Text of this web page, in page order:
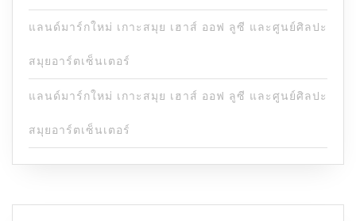
แลนด์มาร์กใหม่ เกาะสมุย เฮาส์ ออฟ ลูซี และศูนย์ศิลปะ
สมุยอาร์ตเซ็นเตอร์
แลนด์มาร์กใหม่ เกาะสมุย เฮาส์ ออฟ ลูซี และศูนย์ศิลปะ
สมุยอาร์ตเซ็นเตอร์